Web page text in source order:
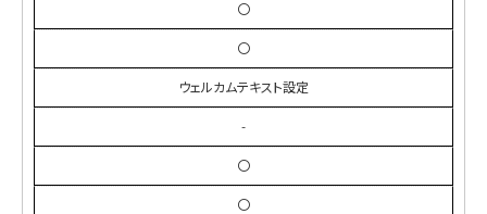
〇
〇
ウェルカムテキスト設定
-
〇
〇